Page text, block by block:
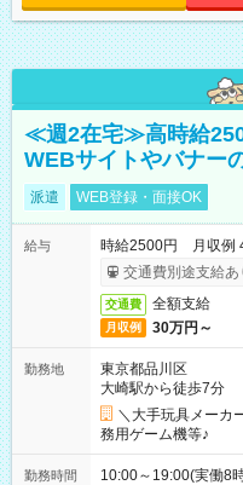
≪週2在宅≫高時給
WEBサイトやバナー
派遣 WEB登録・面接OK
給与
時給2500円 月収例
交通費別途支給あ
交通費 全額支給
月収例 30万円～
勤務地
東京都品川区
大崎駅から徒歩7分
＼大手玩具メーカ
務用ゲーム機等♪
勤務時間 10:00～19:00(実働8